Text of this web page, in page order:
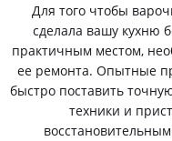
Для того чтобы
сделала вашу кухню
практичным местом,
ее ремонта. Опытные
быстро поставить
техники и